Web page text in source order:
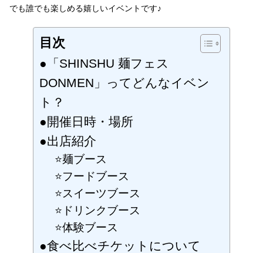
催
でも誰でも楽しめる嬉しいイベントです♪
目次
●「SHINSHU 麺フェス
DONMEN」ってどんなイベン
ト？
●開催日時・場所
●出店紹介
⭐麺ブース
⭐フードブース
⭐スイーツブース
⭐ドリンクブース
⭐体験ブース
●食べ比べチケットについて